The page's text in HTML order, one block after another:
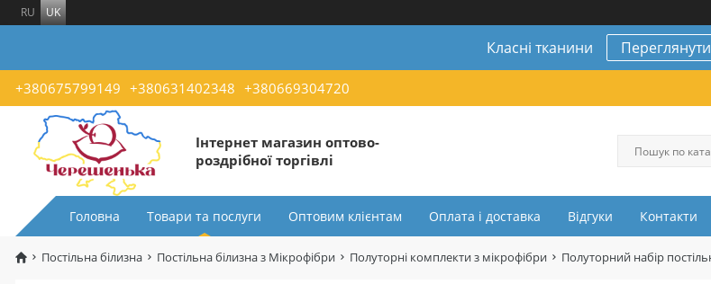
RU UK
Класні тканини Переглянути
+380675799149 +380631402348 +380669304720
Інтернет магазин оптово-
роздрібної торгівлі
Головна Товари та послуги Оптовим клієнтам Оплата і доставка Відгуки Контакти
Постільна білизна Постільна білизна з Мікрофібри Полуторні комплекти з мікрофібри Полуторний набір